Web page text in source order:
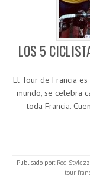
LOS 5
El Tour de Francia
mundo, se celebra
toda Francia.
Publicado por: Rod Stylezz
tour